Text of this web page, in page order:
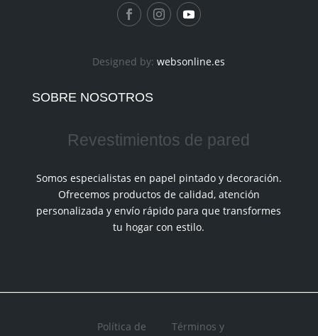
Designed by:websonline.es
SOBRE NOSOTROS
Revestimientos de pared
Somos especialistas en papel pintado y decoración.
Ofrecemos productos de calidad, atención
personalizada y envío rápido para que transformes
tu hogar con estilo.
Política de Términos y